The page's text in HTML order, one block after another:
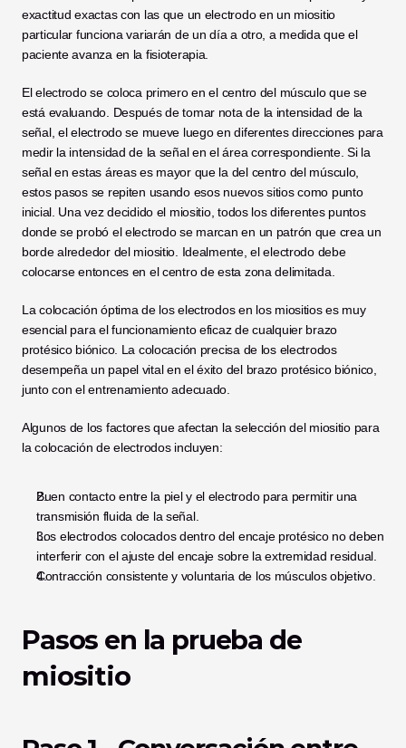
exactitud exactas con las que un electrodo en un miositio
particular funciona variarán de un día a otro, a medida que el
paciente avanza en la fisioterapia.
El electrodo se coloca primero en el centro del músculo que se
está evaluando. Después de tomar nota de la intensidad de la
señal, el electrodo se mueve luego en diferentes direcciones para
medir la intensidad de la señal en el área correspondiente. Si la
señal en estas áreas es mayor que la del centro del músculo,
estos pasos se repiten usando esos nuevos sitios como punto
inicial. Una vez decidido el miositio, todos los diferentes puntos
donde se probó el electrodo se marcan en un patrón que crea un
borde alrededor del miositio. Idealmente, el electrodo debe
colocarse entonces en el centro de esta zona delimitada.
La colocación óptima de los electrodos en los miositios es muy
esencial para el funcionamiento eficaz de cualquier brazo
protésico biónico. La colocación precisa de los electrodos
desempeña un papel vital en el éxito del brazo protésico biónico,
junto con el entrenamiento adecuado.
Algunos de los factores que afectan la selección del miositio para
la colocación de electrodos incluyen:
Buen contacto entre la piel y el electrodo para permitir una
transmisión fluida de la señal.
Los electrodos colocados dentro del encaje protésico no deben
interferir con el ajuste del encaje sobre la extremidad residual.
Contracción consistente y voluntaria de los músculos objetivo.
Pasos en la prueba de
miositio